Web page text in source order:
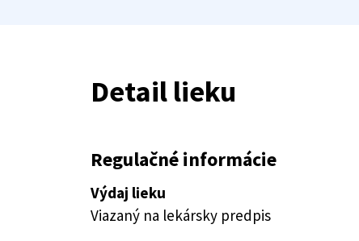
Detail lieku
Regulačné informácie
Výdaj lieku
Viazaný na lekársky predpis